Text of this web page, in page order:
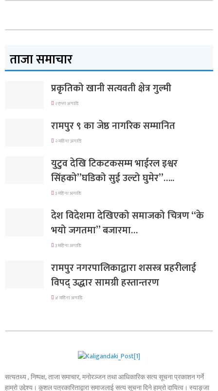
ताजा समाचार
प्रकृतिको खानी सत्यवती क्षेत्र गुल्मी
२ हप्ता अगाडि
रामपुर ९ का जेष्ठ नागरिक सम्मानित
२ महिना अगाडि
युटुव देखि टिकटकसम्म भाईरल इश्वर
सिंहको”घडिको सुई उल्टो घुमेर”…..
३ महिना अगाडि
देश विदेशमा देखिएको समाजको चित्रण “के
भयो जगतमा” बजारमा…
३ महिना अगाडि
रामपुर नगरपालिकाद्वारा शसस्त्र प्रहरीलाई
विपद् उद्धार सामग्री हस्तान्तरण
४ महिना अगाडि
सत्यतथ्य , निष्पक्ष, ताजा समाचार, मनोरञ्जन तथा आधिकारिक सत्य सूचना प्रकाशन गर्ने
हाम्रो उद्देश्य। कुशल पत्रकारिताद्वारा समाजलाई सत्य सूचना दिने हाम्रो दायित्व। स्याङ्जा